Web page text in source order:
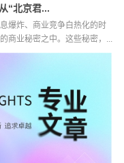
“北京君...
爆炸、商业竞争白热化的时
商业秘密之中。这些秘密，...